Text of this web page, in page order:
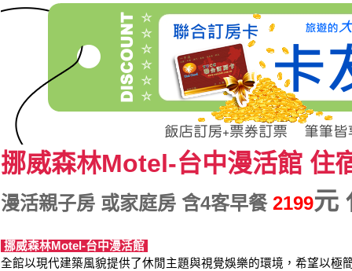
挪威森林Motel-台中漫活館 住
漫活親子房 或家庭房 含4客早餐 2199元
挪威森林Motel-台中漫活館
全館以現代建築風貌提供了休閒主題與視覺娛樂的環境，希望以